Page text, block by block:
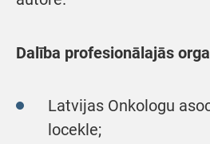
Dalība profesionālajās
Latvijas Onkologu
locekle;